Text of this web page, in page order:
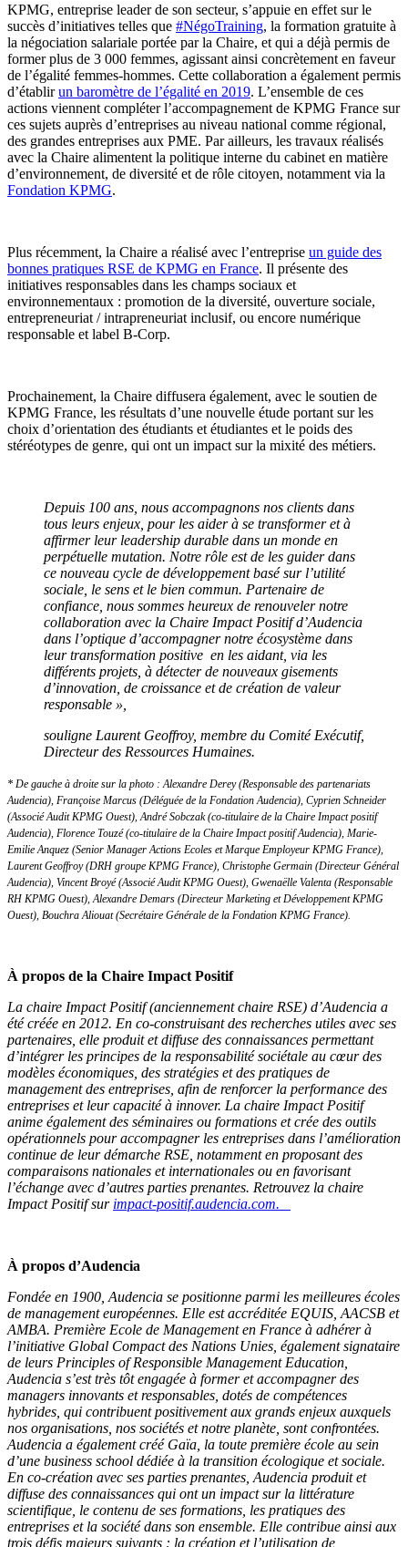
KPMG, entreprise leader de son secteur, s’appuie en effet sur le
succès d’initiatives telles que #NégoTraining, la formation gratuite à
la négociation salariale portée par la Chaire, et qui a déjà permis de
former plus de 3 000 femmes, agissant ainsi concrètement en faveur
de l’égalité femmes-hommes. Cette collaboration a également permis
d’établirun baromètre de l’égalité en 2019. L’ensemble de ces
actions viennent compléter l’accompagnement de KPMG France sur
ces sujets auprès d’entreprises au niveau national comme régional,
des grandes entreprises aux PME. Par ailleurs, les travaux réalisés
avec la Chaire alimentent la politique interne du cabinet en matière
d’environnement, de diversité et de rôle citoyen, notamment via la
Fondation KPMG.
Plus récemment, la Chaire a réalisé avec l’entreprise un guide des
bonnes pratiques RSE de KPMG en France. Il présente des
initiatives responsables dans les champs sociaux et
environnementaux : promotion de la diversité, ouverture sociale,
entrepreneuriat / intrapreneuriat inclusif, ou encore numérique
responsable et label B-Corp.
Prochainement, la Chaire diffusera également, avec le soutien de
KPMG France, les résultats d’une nouvelle étude portant sur les
choix d’orientation des étudiants et étudiantes et le poids des
stéréotypes de genre, qui ont un impact sur la mixité des métiers.
Depuis 100 ans, nous accompagnons nos clients dans
tous leurs enjeux, pour les aider à se transformer et à
affirmer leur leadership durable dans un monde en
perpétuelle mutation. Notre rôle est de les guiderdans
ce nouveau cycle de développement basé sur l’utilité
sociale, le sens et le bien commun. Partenaire de
confiance, nous sommes heureux de renouveler notre
collaboration avec la Chaire Impact Positif d’Audencia
dans l’optique d’accompagner notre écosystème dans
leur transformation positive en les aidant, via les
différents projets, à détecter de nouveaux gisements
d’innovation, de croissance et de création de valeur
responsable »,
souligne Laurent Geoffroy, membre du Comité Exécutif,
Directeur des Ressources Humaines.
* De gauche à droite sur la photo : Alexandre Derey (Responsable des partenariats
Audencia), Françoise Marcus (Déléguée de la Fondation Audencia), Cyprien Schneider
(Associé Audit KPMG Ouest), André Sobczak (co-titulaire de la Chaire Impact positif
Audencia), Florence Touzé (co-titulaire de la Chaire Impact positif Audencia), Marie-
Emilie Anquez (Senior Manager Actions Ecoles et Marque Employeur KPMG France),
Laurent Geoffroy (DRH groupe KPMG France), Christophe Germain (Directeur Général
Audencia), Vincent Broyé (Associé Audit KPMG Ouest), Gwenaëlle Valenta (Responsable
RH KPMG Ouest), Alexandre Demars (Directeur Marketing et Développement KPMG
Ouest), Bouchra Aliouat (Secrétaire Générale de la Fondation KPMG France).
À propos de la Chaire Impact Positif
La chaire Impact Positif (anciennement chaire RSE) d’Audencia a
été créée en 2012. En co-construisant des recherches utiles avec ses
partenaires, elle produit et diffuse des connaissances permettant
d’intégrer les principes de la responsabilité sociétale au cœur des
modèles économiques, des stratégies et des pratiques de
management des entreprises, afin de renforcer la performance des
entreprises et leur capacité à innover. La chaire Impact Positif
anime également des séminaires ou formations et crée des outils
opérationnels pour accompagner les entreprises dans l’amélioration
continue de leur démarche RSE, notamment en proposant des
comparaisons nationales et internationales ou en favorisant
l’échange avec d’autres parties prenantes. Retrouvez la chaire
Impact Positif sur impact-positif.audencia.com.
À propos d’Audencia
Fondée en 1900, Audencia se positionne parmi les meilleures écoles
de management européennes. Elle est accréditée EQUIS, AACSB et
AMBA. Première Ecole de Management en France à adhérer à
l’initiative Global Compact des Nations Unies, également signataire
de leurs Principles of Responsible Management Education,
Audencia s’est très tôt engagée à former et accompagner des
managers innovants et responsables, dotés de compétences
hybrides, qui contribuent positivement aux grands enjeux auxquels
nos organisations, nos sociétés et notre planète, sont confrontées.
Audencia a également créé Gaïa, la toute première école au sein
d’une business school dédiée à la transition écologique et sociale.
En co-création avec ses parties prenantes, Audencia produit et
diffuse des connaissances qui ont un impact sur la littérature
scientifique, le contenu de ses formations, les pratiques des
entreprises et la société dans son ensemble. Elle contribue ainsi aux
trois défis majeurs suivants : la création et l’utilisation de